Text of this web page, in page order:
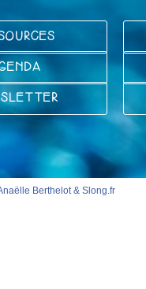
Berthelot& Slong.fr